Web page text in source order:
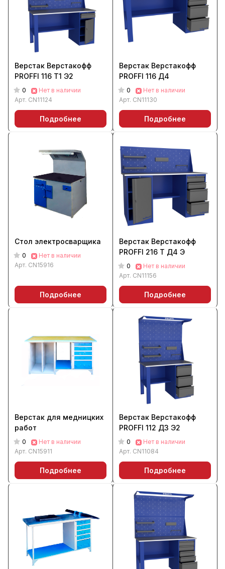
Верстак Верстакофф
PROFFI 116 Т1 Э2
0
Нет в наличии
Арт. CN11124
Подробнее
Верстак Верстакофф
PROFFI 116 Д4
0
Нет в наличии
Арт. CN11130
Подробнее
Стол электросварщика
0
Нет в наличии
Арт. CN15916
Подробнее
Верстак Верстакофф
PROFFI 216 Т Д4 Э
0
Нет в наличии
Арт. CN11156
Подробнее
Верстак для медницких
работ
0
Нет в наличии
Арт. CN15911
Подробнее
Верстак Верстакофф
PROFFI 112 Д3 Э2
0
Нет в наличии
Арт. CN11084
Подробнее